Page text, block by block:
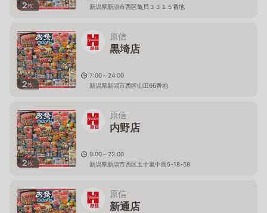
2枚
新潟県新潟市西区亀貝３３１５番地
2枚
原信
黒埼店
7:00～24:00
新潟県新潟市西区山田66番地
2枚
原信
内野店
9:00～22:00
新潟県新潟市西区五十嵐中島5-18-58
原信
新通店